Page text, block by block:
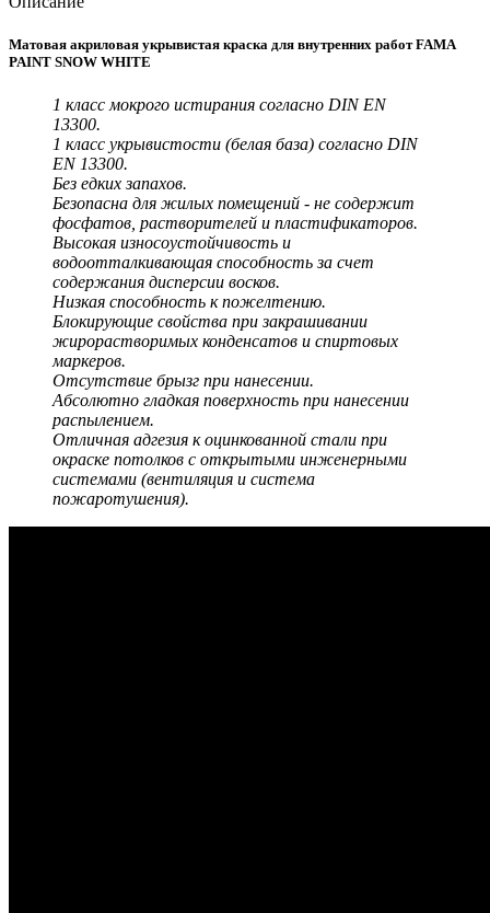
Матовая акриловая укрывистая краска для внутренних работ FAMA
PAINT SNOW WHITE
1 класс мокрого истирания согласно DIN EN
13300.
1 класс укрывистости (белая база) согласно DIN
EN 13300.
Без едких запахов.
Безопасна для жилых помещений - не содержит
фосфатов, растворителей и пластификаторов.
Высокая износоустойчивость и
водоотталкивающая способность за счет
содержания дисперсии восков.
Низкая способность к пожелтению.
Блокирующие свойства при закрашивании
жирорастворимых конденсатов и спиртовых
маркеров.
Отсутствие брызг при нанесении.
Абсолютно гладкая поверхность при нанесении
распылением.
Отличная адгезия к оцинкованной стали при
окраске потолков с открытыми инженерными
системами (вентиляция и система
пожаротушения).